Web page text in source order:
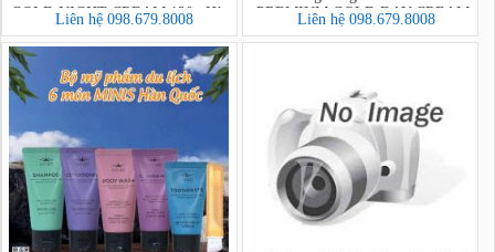
GOLD NIGHT CREAM 120g Hàn
Liên hệ 098.679.8008
PREMIUM GOLD DAY CREAM
80g Hàn Quốc
Liên hệ 098.679.8008